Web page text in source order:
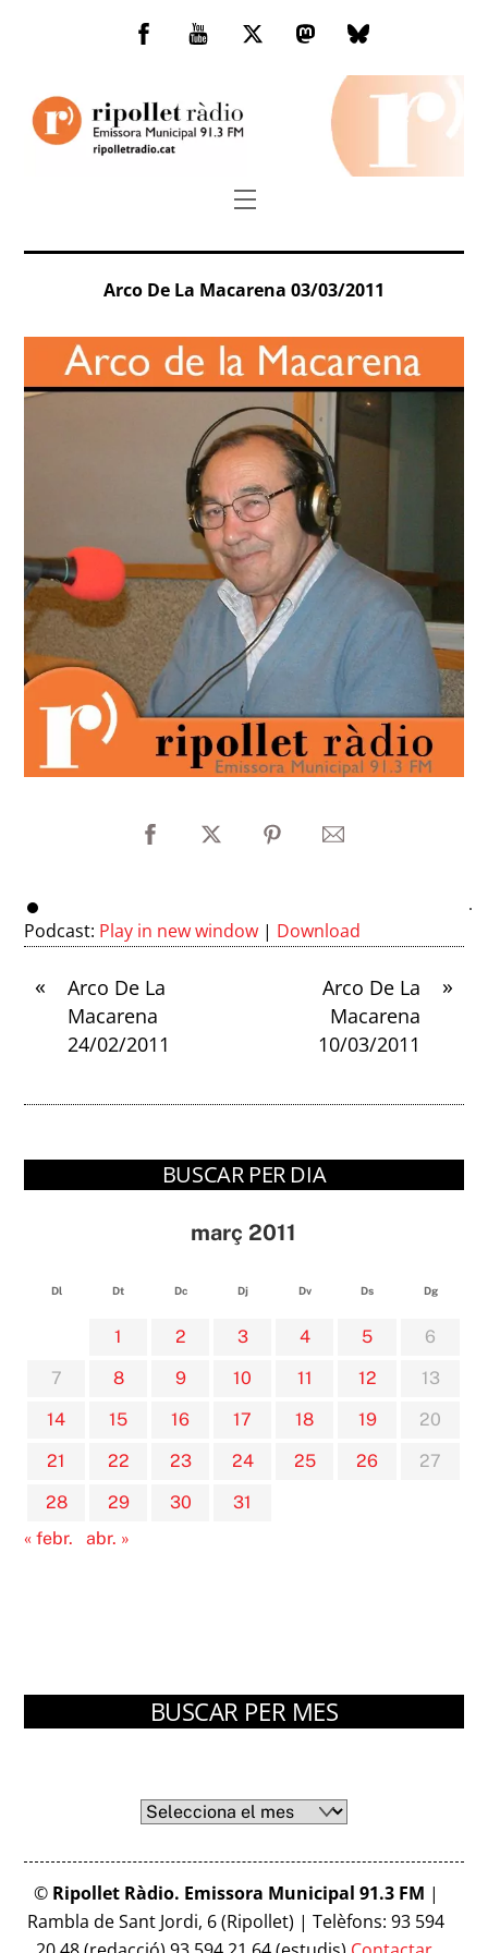
Facebook
You
TwitterMastodonBluesky
Menu
Arco De La Macarena 03/03/2011
Podcast: Play in new window | Download
«
Arco De La
Macarena
24/02/2011
»
Arco De La
Macarena
10/03/2011
BUSCAR PER DIA
març 2011
Dl Dt Dc Dj Dv Ds Dg
1 2 3 4 5
6
7
8 9 10 11 12
13
14
15 16 17 18 19
20
21
22 23 24 25 26
27
28
29 30
31
« febr.
abr. »
BUSCAR PER MES
Arxius
© Ripollet Ràdio. Emissora Municipal 91.3 FM |
Rambla de Sant Jordi, 6 (Ripollet) | Telèfons: 93 594